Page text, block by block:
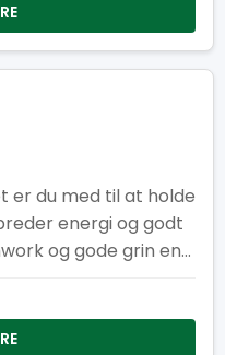
er du med til at holde
energi og godt
og gode grin en
formiddagen og